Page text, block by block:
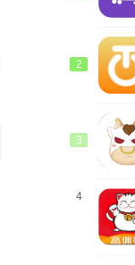
2
3
4